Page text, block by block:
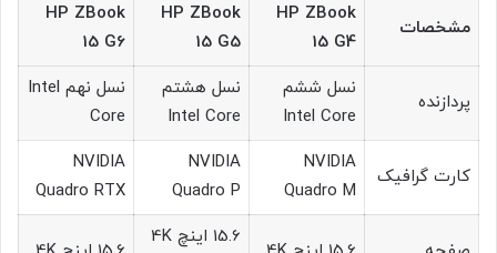
مشخصات
HP ZBook
15 G4
HP ZBook
15 G5
HP ZBook
15 G6
پردازنده
نسل ششم
Intel Core
نسل هشتم
Intel Core
نسل نهم Intel
Core
کارت گرافیک
NVIDIA
Quadro M
NVIDIA
Quadro P
NVIDIA
Quadro RTX
15.6 اینچ 4K